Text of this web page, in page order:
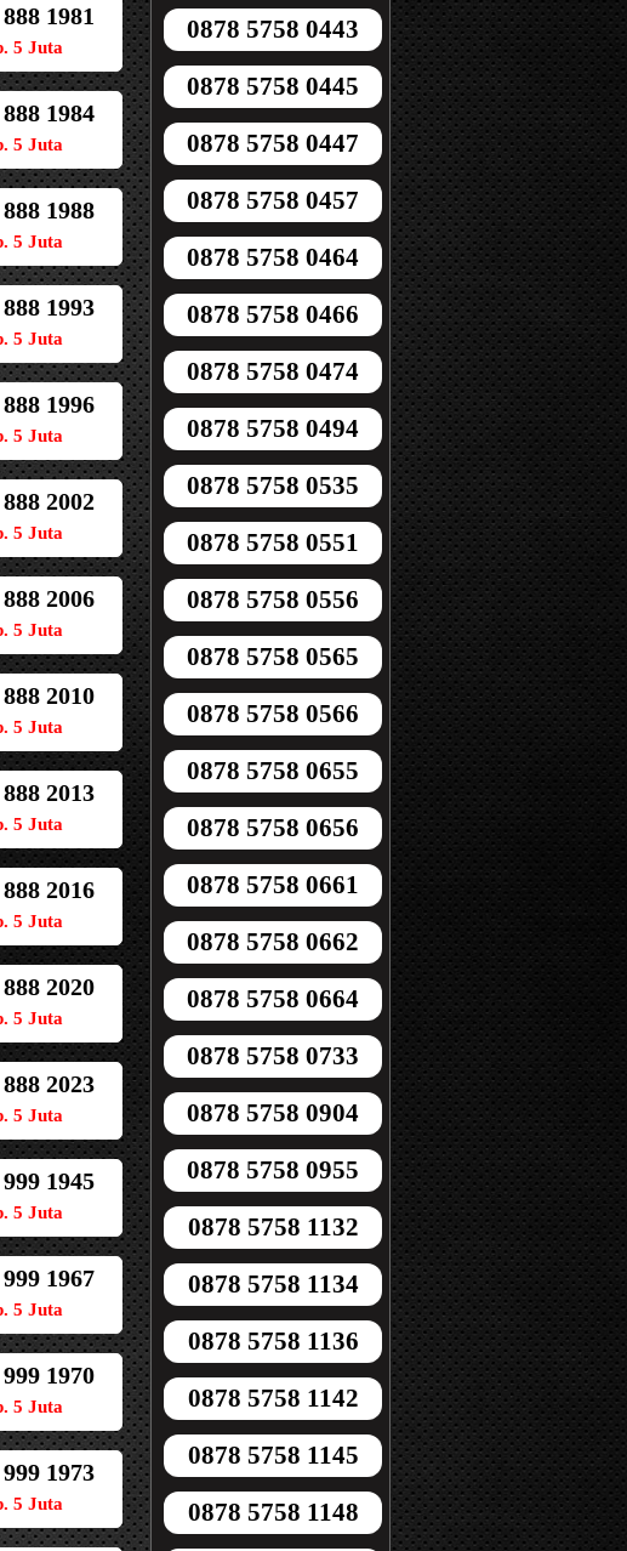
1981
5 Juta
1984
5 Juta
1988
5 Juta
1993
5 Juta
1996
5 Juta
2002
5 Juta
2006
5 Juta
2010
5 Juta
2013
5 Juta
2016
5 Juta
2020
5 Juta
2023
5 Juta
1945
5 Juta
1967
5 Juta
1970
5 Juta
1973
5 Juta
0878 5758 0443
0878 5758 0445
0878 5758 0447
0878 5758 0457
0878 5758 0464
0878 5758 0466
0878 5758 0474
0878 5758 0494
0878 5758 0535
0878 5758 0551
0878 5758 0556
0878 5758 0565
0878 5758 0566
0878 5758 0655
0878 5758 0656
0878 5758 0661
0878 5758 0662
0878 5758 0664
0878 5758 0733
0878 5758 0904
0878 5758 0955
0878 5758 1132
0878 5758 1134
0878 5758 1136
0878 5758 1142
0878 5758 1145
0878 5758 1148